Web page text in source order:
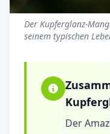
Der Kupferglanz-
seinem typischen
Der